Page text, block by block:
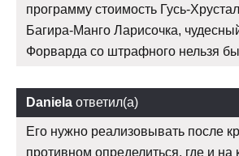
программу стоимость Гусь-
Багира-Манго Ларисочка,
Форварда со штрафного нельзя
Daniela ответил(а)
Его нужно реализовывать после
противном определиться, где и на